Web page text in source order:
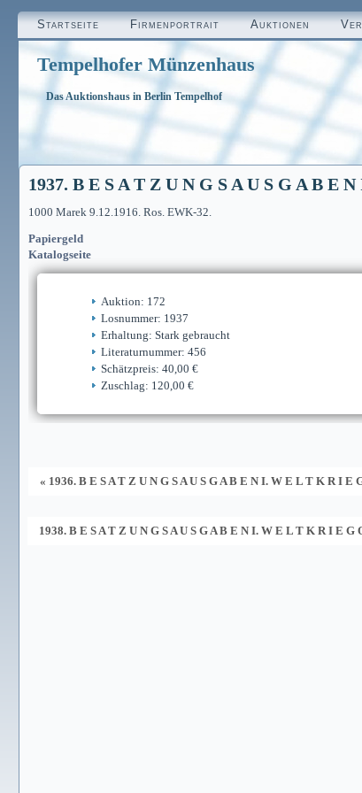
Startseite Firmenportrait Auktionen
Tempelhofer Münzenhaus
Das Auktionshaus in Berlin Tempelhof
1937. B E S A T Z U N G S A U S G A B E
1000 Marek 9.12.1916. Ros. EWK-32.
Papiergeld
Katalogseite
Auktion: 172
Losnummer: 1937
Erhaltung: Stark gebraucht
Literaturnummer: 456
Schätzpreis: 40,00 €
Zuschlag: 120,00 €
« 1936. B E S A T Z U N G S A U S G A B E N I. W E L T K R I
1938. B E S A T Z U N G S A U S G A B E N I. W E L T K R I E